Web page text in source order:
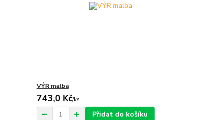
VÝR malba
743,0 Kč/ks
Přidat do košíku